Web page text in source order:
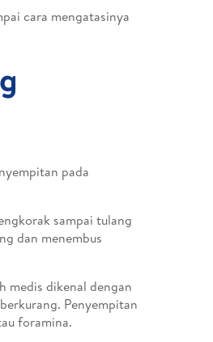
cara mengatasinya
pada
sampai tulang
dan menembus
medis dikenal dengan
Penyempitan
foramina.